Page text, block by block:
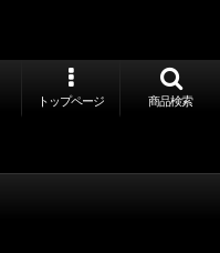
トップページ 商品検索